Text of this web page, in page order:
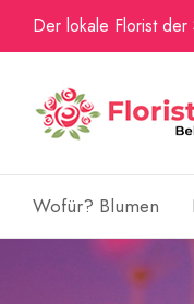
Der lokale Florist der
Wofür? Blumen